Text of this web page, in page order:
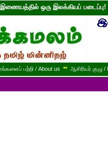
இணையத்தில் ஒரு இலக்கியப்
பற்றி / About us ** ஆசிரியர் குழு